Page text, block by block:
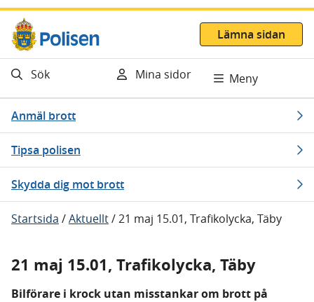
Gå direkt till innehåll
Lämna sidan
Sök Mina sidor Meny
Anmäl brott
Tipsa polisen
Skydda dig mot brott
Startsida /Aktuellt/21 maj 15.01, Trafikolycka, Täby
21 maj 15.01, Trafikolycka, Täby
Bilförare i krock utan misstankar om brott på